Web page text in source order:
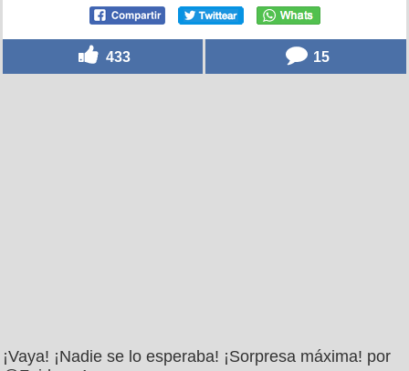
433 15
¡Vaya! ¡Nadie se lo esperaba! ¡Sorpresa máxima! por